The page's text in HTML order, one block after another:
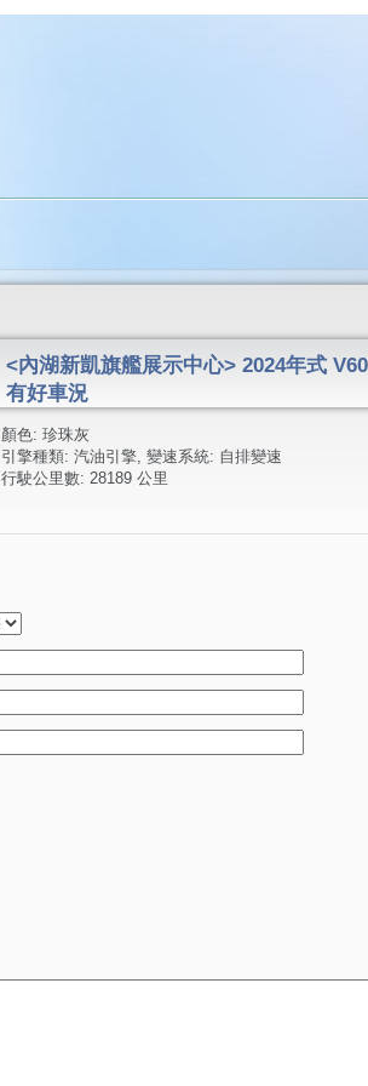
<內湖新凱旗艦展示中心> 2024年式
有好車況
顏色: 珍珠灰
引擎種類: 汽油引擎, 變速系統: 自排變速
行駛公里數: 28189 公里